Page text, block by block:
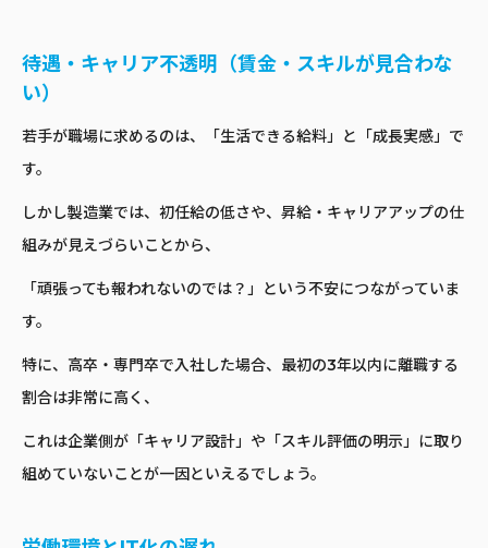
待遇・キャリア不透明（賃金・スキルが見合わな
い）
若手が職場に求めるのは、「生活できる給料」と「成長実感」で
す。
しかし製造業では、初任給の低さや、昇給・キャリアアップの仕
組みが見えづらいことから、
「頑張っても報われないのでは？」という不安につながっていま
す。
特に、高卒・専門卒で入社した場合、最初の3年以内に離職する
割合は非常に高く、
これは企業側が「キャリア設計」や「スキル評価の明示」に取り
組めていないことが一因といえるでしょう。